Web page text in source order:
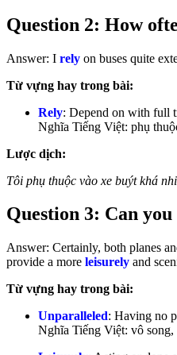
Question 2: How
Answer: I rely on buses quite
Từ vựng hay trong bài:
Rely: Depend on with full
Nghĩa Tiếng Việt: phụ
Lược dịch:
Tôi phụ thuộc vào xe buýt khá
Question 3: Can
Answer: Certainly, both planes
provide a more leisurely and
Từ vựng hay trong bài:
Unparalleled: Having no
Nghĩa Tiếng Việt: vô